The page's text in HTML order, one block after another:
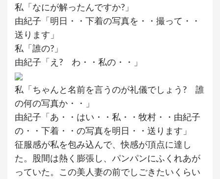
私「なにが解ったんですか?」
由紀子「明日・・下着の写真を・・撮って・・
送ります」
私「誰の?」
由紀子「え? わ・・私の・・」
私「ちゃんと名前を言うのが礼儀でしょう? 誰
の何の写真か・・」
由紀子「あ・・はい・・私・・牧村・・由紀子
の・・下着・・の写真を明日・・送ります」
征服感が私を包み込んで、快感が頂点に達し
た。股間は熱く膨張し、パンパンにふくれあが
っていた。この美人妻の前でしごきたいくらい